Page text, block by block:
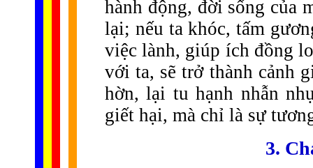
hành động, đời sống của
lại; nếu ta khóc, tấm
việc lành, giúp ích đồng
với ta, sẽ trở thành cảnh
hờn, lại tu hạnh nhẫn
giết hại, mà chỉ là sự
3.